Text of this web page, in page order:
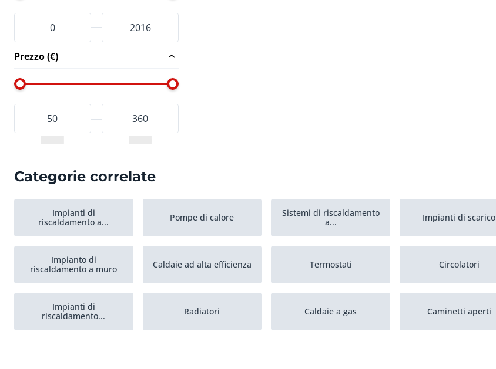
Prezzo (€)
Categorie correlate
Impianti di
riscaldamento a...
Pompe di calore
Sistemi di riscaldamento
a...
Impianti di scarico
Impianto di
riscaldamento a muro
Caldaie ad alta efficienza Termostati Circolatori
Impianti di
riscaldamento...
Radiatori Caldaie a gas Caminetti aperti